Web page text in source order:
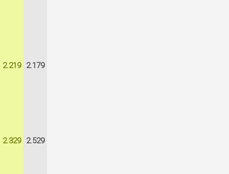
2.219 2.179
2.329 2.529